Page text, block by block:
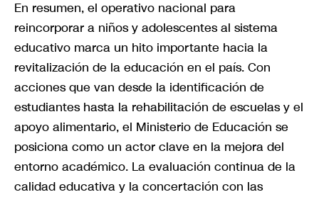
En resumen, el operativo nacional para
reincorporar a niños y adolescentes al sistema
educativo marca un hito importante hacia la
revitalización de la educación en el país. Con
acciones que van desde la identificación de
estudiantes hasta la rehabilitación de escuelas y el
apoyo alimentario, el Ministerio de Educación se
posiciona como un actor clave en la mejora del
entorno académico. La evaluación continua de la
calidad educativa y la concertación con las